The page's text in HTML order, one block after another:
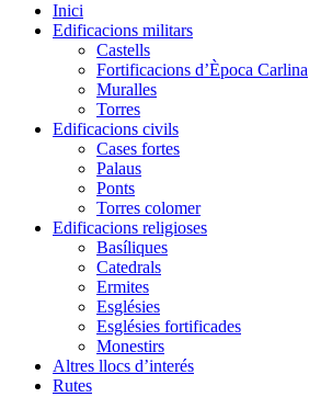
Inici
Edificacions militars
Castells
Fortificacions d’Època Carlina
Muralles
Torres
Edificacions civils
Cases fortes
Palaus
Ponts
Torres colomer
Edificacions religioses
Basíliques
Catedrals
Ermites
Esglésies
Esglésies fortificades
Monestirs
Altres llocs d’interés
Rutes